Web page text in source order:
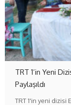
TRT 1’in Yeni
Paylaşıldı
TRT 1'in yeni dizisi